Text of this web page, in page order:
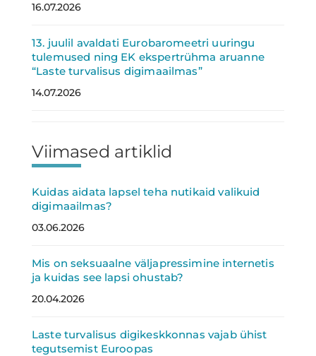
16.07.2026
13. juulil avaldati Eurobaromeetri uuringu
tulemused ning EK ekspertrühma aruanne
“Laste turvalisus digimaailmas”
14.07.2026
Viimased artiklid
Kuidas aidata lapsel teha nutikaid valikuid
digimaailmas?
03.06.2026
Mis on seksuaalne väljapressimine internetis
ja kuidas see lapsi ohustab?
20.04.2026
Laste turvalisus digikeskkonnas vajab ühist
tegutsemist Euroopas